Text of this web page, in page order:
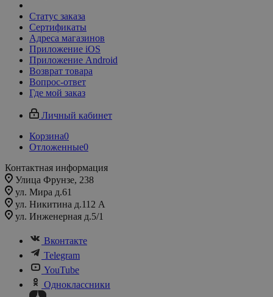
Статус заказа
Сертификаты
Адреса магазинов
Приложение iOS
Приложение Android
Возврат товара
Вопрос-ответ
Где мой заказ
Личный кабинет
Корзина0
Отложенные0
Контактная информация
Улица Фрунзе, 238​
ул. Мира д.61
ул. Никитина д.112 А
ул. Инженерная д.5/1
Вконтакте
Telegram
YouTube
Одноклассники